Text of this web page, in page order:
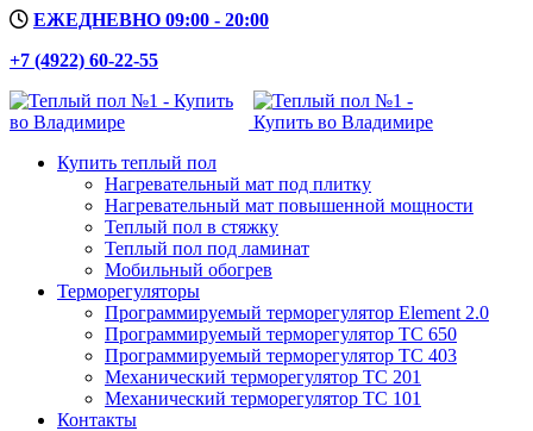
ЕЖЕДНЕВНО 09:00 - 20:00
+7 (4922) 60-22-55
Купить теплый пол
Нагревательный мат под плитку
Нагревательный мат повышенной мощности
Теплый пол в стяжку
Теплый пол под ламинат
Мобильный обогрев
Терморегуляторы
Программируемый терморегулятор Element 2.0
Программируемый терморегулятор ТС 650
Программируемый терморегулятор ТС 403
Механический терморегулятор ТС 201
Механический терморегулятор ТС 101
Контакты